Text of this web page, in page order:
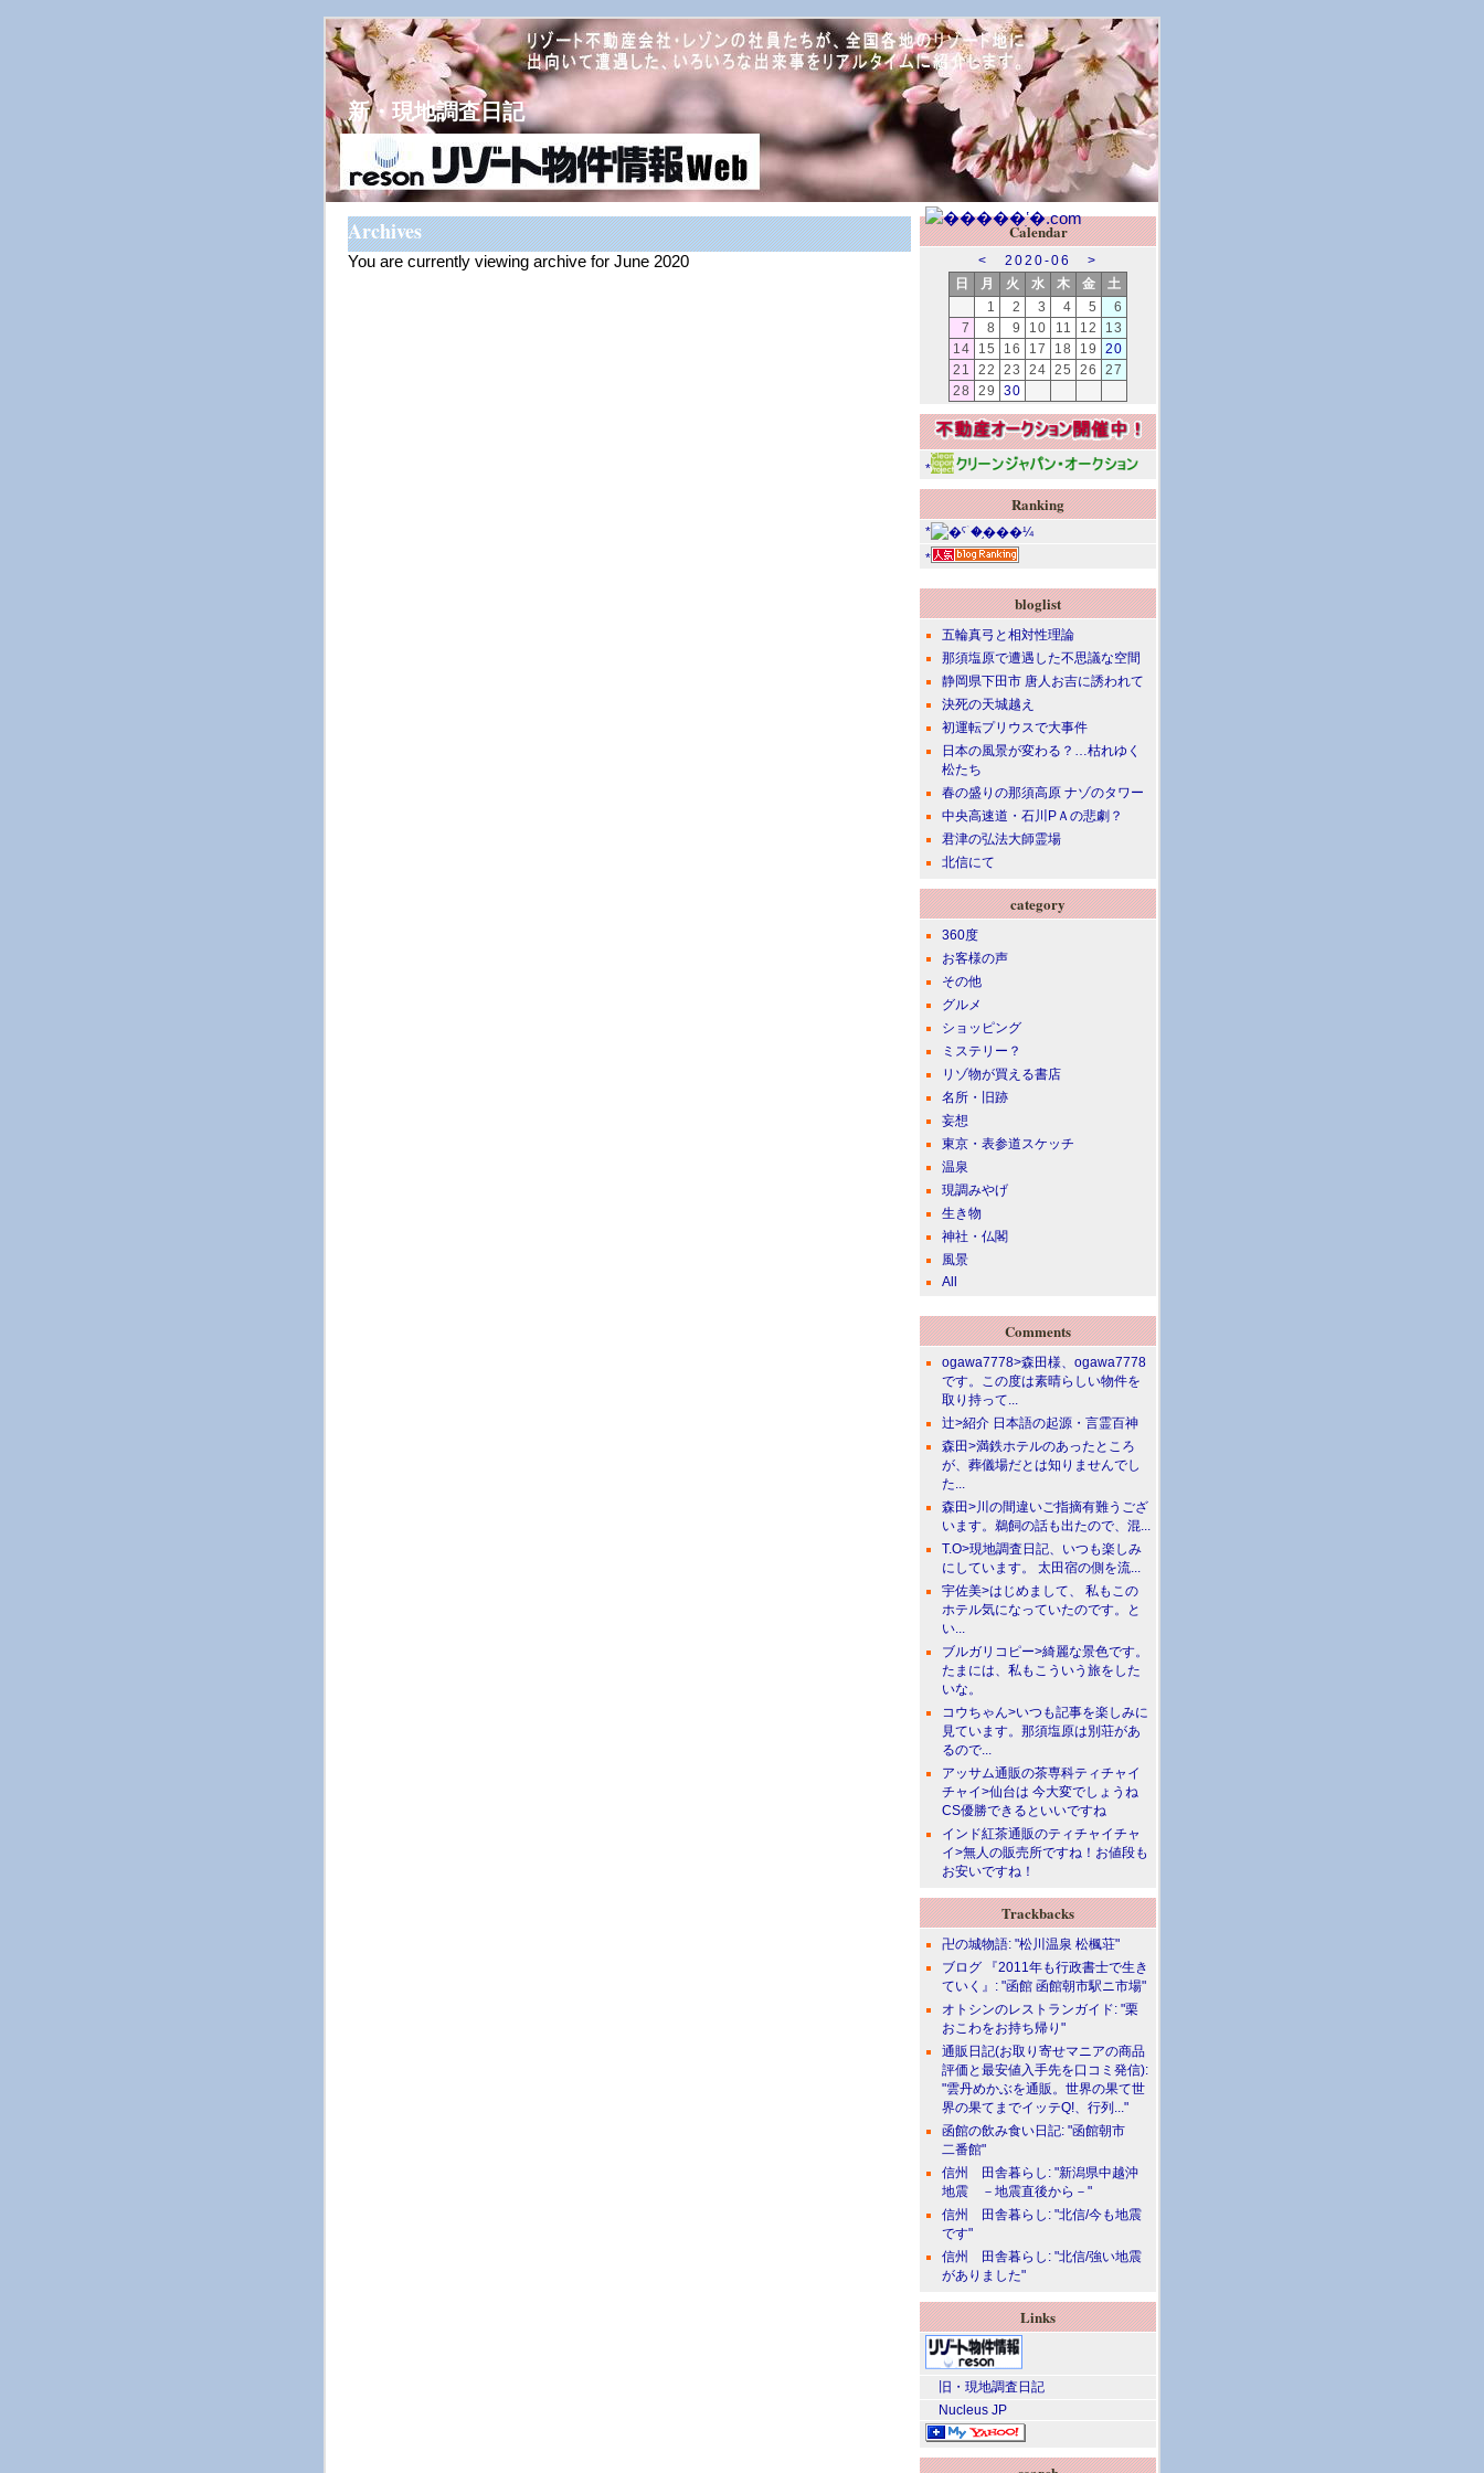
新・現地調査日記
Archives
You are currently viewing archive for June 2020
Calendar
< 2020-06
>
日
月 火 水 木 金
土
1
2 3 4 5
6
7
8 9 10 11 12
13
14
15 16 17 18 19
20
21
22 23 24 25 26
27
28
29 30
*
Ranking
*
*
bloglist
五輪真弓と相対性理論
那須塩原で遭遇した不思議な空間
静岡県下田市 唐人お吉に誘われて
決死の天城越え
初運転プリウスで大事件
日本の風景が変わる？…枯れゆく
松たち
春の盛りの那須高原 ナゾのタワー
中央高速道・石川PＡの悲劇？
君津の弘法大師霊場
北信にて
category
360度
お客様の声
その他
グルメ
ショッピング
ミステリー？
リゾ物が買える書店
名所・旧跡
妄想
東京・表参道スケッチ
温泉
現調みやげ
生き物
神社・仏閣
風景
All
Comments
ogawa7778>森田様、ogawa7778
です。この度は素晴らしい物件を
取り持って...
辻>紹介 日本語の起源・言霊百神
森田>満鉄ホテルのあったところ
が、葬儀場だとは知りませんでし
た...
森田>川の間違いご指摘有難うござ
います。鵜飼の話も出たので、混...
T.O>現地調査日記、いつも楽しみ
にしています。 太田宿の側を流...
宇佐美>はじめまして、 私もこの
ホテル気になっていたのです。と
い...
ブルガリコピー>綺麗な景色です。
たまには、私もこういう旅をした
いな。
コウちゃん>いつも記事を楽しみに
見ています。那須塩原は別荘があ
るので...
アッサム通販の茶専科ティチャイ
チャイ>仙台は 今大変でしょうね
CS優勝できるといいですね
インド紅茶通販のティチャイチャ
イ>無人の販売所ですね！お値段も
お安いですね！
Trackbacks
卍の城物語: "松川温泉 松楓荘"
ブログ 『2011年も行政書士で生き
ていく』: "函館 函館朝市駅ニ市場"
オトシンのレストランガイド: "栗
おこわをお持ち帰り"
通販日記(お取り寄せマニアの商品
評価と最安値入手先を口コミ発信):
"雲丹めかぶを通販。世界の果て世
界の果てまでイッテQ!、行列..."
函館の飲み食い日記: "函館朝市
二番館"
信州 田舎暮らし: "新潟県中越沖
地震 －地震直後から－"
信州 田舎暮らし: "北信/今も地震
です"
信州 田舎暮らし: "北信/強い地震
がありました"
Links
旧・現地調査日記
Nucleus JP